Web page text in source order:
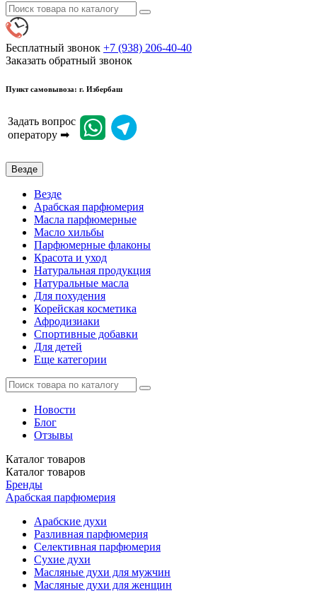
Бесплатный звонок +7 (938) 206-40-40
Заказать обратный звонок
Пункт самовывоза: г. Избербаш
Задать вопрос
оператору ➡
Везде
Везде
Арабская парфюмерия
Масла парфюмерные
Масло хильбы
Парфюмерные флаконы
Красота и уход
Натуральная продукция
Натуральные масла
Для похудения
Корейская косметика
Афродизиаки
Спортивные добавки
Для детей
Еще категории
Новости
Блог
Отзывы
Каталог товаров
Каталог товаров
Бренды
Арабская парфюмерия
Арабские духи
Разливная парфюмерия
Селективная парфюмерия
Сухие духи
Масляные духи для мужчин
Масляные духи для женщин